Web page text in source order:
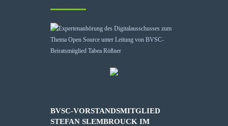
BVSC-VORSTANDSMITGLIED
STEFAN SLEMBROUCK IM